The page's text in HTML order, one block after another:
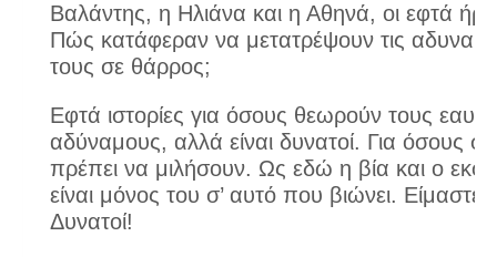
Βαλάντης, η Ηλιάνα και η Αθηνά, οι εφτά
Πώς κατάφεραν να μετατρέψουν τις
τους σε θάρρος;
Εφτά ιστορίες για όσους θεωρούν τους
αδύναμους, αλλά είναι δυνατοί. Για όσους
πρέπει να μιλήσουν. Ως εδώ η βία και ο
είναι μόνος του σ’ αυτό που βιώνει. Είμαστε
Δυνατοί!